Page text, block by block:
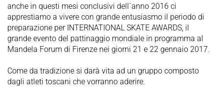
anche in questi mesi conclusivi dell´anno 2016 ci
apprestiamo a vivere con grande entusiasmo il periodo di
preparazione per INTERNATIONAL SKATE AWARDS, il
grande evento del pattinaggio mondiale in programma al
Mandela Forum di Firenze nei giorni 21 e 22 gennaio 2017.
Come da tradizione si darà vita ad un gruppo composto
dagli atleti toscani che vorranno aderire.